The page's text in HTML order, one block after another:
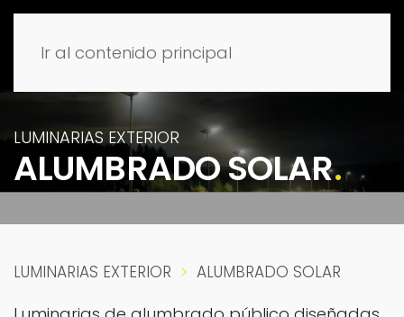
Ir al contenido principal
LUMINARIAS EXTERIOR
ALUMBRADO SOLAR.
LUMINARIAS EXTERIOR ALUMBRADO SOLAR